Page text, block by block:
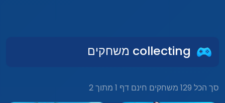
סך הכל 129 משחקים חינם דף 1 מתוך 2